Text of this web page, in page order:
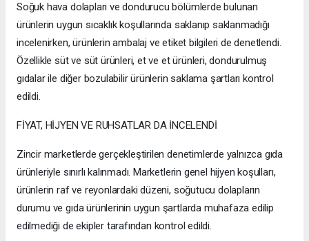
Soğuk hava dolapları ve dondurucu bölümlerde bulunan
ürünlerin uygun sıcaklık koşullarında saklanıp saklanmadığı
incelenirken, ürünlerin ambalaj ve etiket bilgileri de denetlendi.
Özellikle süt ve süt ürünleri, et ve et ürünleri, dondurulmuş
gıdalar ile diğer bozulabilir ürünlerin saklama şartları kontrol
edildi.
FİYAT, HİJYEN VE RUHSATLAR DA İNCELENDİ
Zincir marketlerde gerçekleştirilen denetimlerde yalnızca gıda
ürünleriyle sınırlı kalınmadı. Marketlerin genel hijyen koşulları,
ürünlerin raf ve reyonlardaki düzeni, soğutucu dolapların
durumu ve gıda ürünlerinin uygun şartlarda muhafaza edilip
edilmediği de ekipler tarafından kontrol edildi.